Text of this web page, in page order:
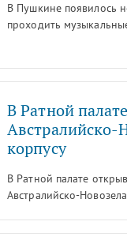
В Пушкине появилось
проходить
В Ратной
Австралийско-
корпусу
В Ратной палате
Австралийско-